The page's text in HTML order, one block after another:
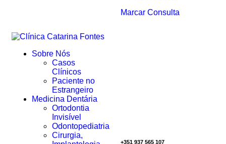
Marcar Consulta
Sobre Nós
Casos
Clínicos
Paciente no
Estrangeiro
Medicina Dentária
Ortodontia
Invisível
Odontopediatria
Cirurgia,
+351 937 565 107